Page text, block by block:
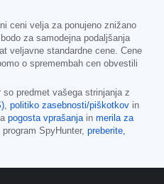
ceni velja za ponujeno znižano
za samodejna podaljšanja
veljavne standardne cene. Cene
o spremembah cen obvestili
predmet vašega strinjanja z
politiko zasebnosti/piškotkov in
pogosta vprašanja in merila za
SpyHunter, preberite,